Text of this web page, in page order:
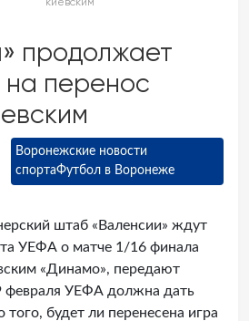
продолжает
на перенос
Воронежские новости
спортаФутбол в Воронеже
штаб «Валенсии» ждут
УЕФА о матче 1/16 финала
«Динамо», передают
февраля УЕФА должна дать
того, будет ли перенесена игра